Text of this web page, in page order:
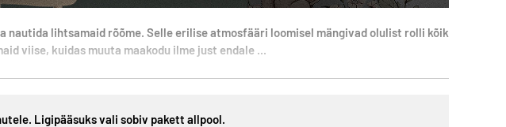
nautida lihtsamaid rõõme. Selle erilise atmosfääri loomisel mängivad olulist rolli kõik
viise, kuidas muuta maakodu ilme just endale ...
Ligipääsuks vali sobiv pakett allpool.